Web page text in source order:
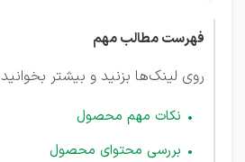
فهرست مطالب مهم
روی لینک‌ها بزنید و بیشتر بخوانید
نکات مهم محصول
بررسی محتوای محصول